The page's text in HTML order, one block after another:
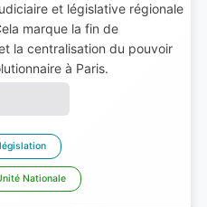
et législative régionale
marque la fin de
la centralisation du pouvoir
à Paris.
Nationale